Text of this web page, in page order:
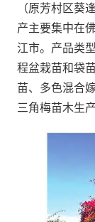
（原芳村区葵
产主要集中在
江市。产品类
程盆栽苗和袋
苗、多色混合
三角梅苗木生